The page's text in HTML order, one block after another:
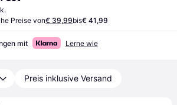
Preise von€ 39,99bis€ 41,99
mit Lerne wie
Preis inklusive Versand